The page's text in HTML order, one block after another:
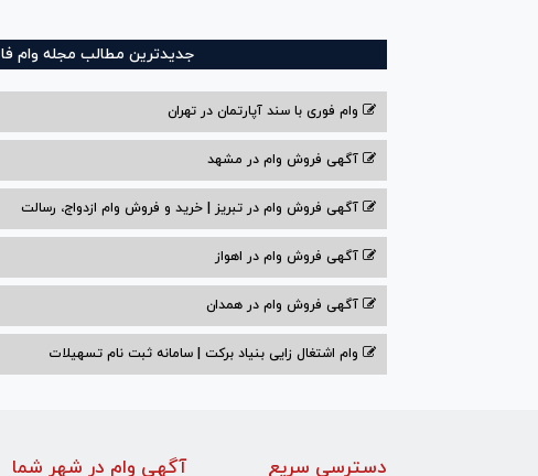
جدیدترین مطالب مجله وام فا
وام فوری با سند آپارتمان در تهران
آگهی فروش وام در مشهد
آگهی فروش وام در تبریز | خرید و فروش وام ازدواج، رسالت
آگهی فروش وام در اهواز
آگهی فروش وام در همدان
وام اشتغال زایی بنیاد برکت | سامانه ثبت نام تسهیلات
آگهی وام در شهر شما دسترسی سریع